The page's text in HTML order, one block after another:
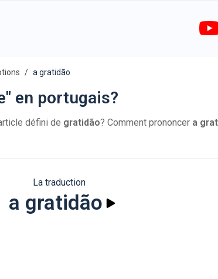
a gratidão
en portugais?
défini de gratidão? Comment prononcer a
La traduction
a gratidão